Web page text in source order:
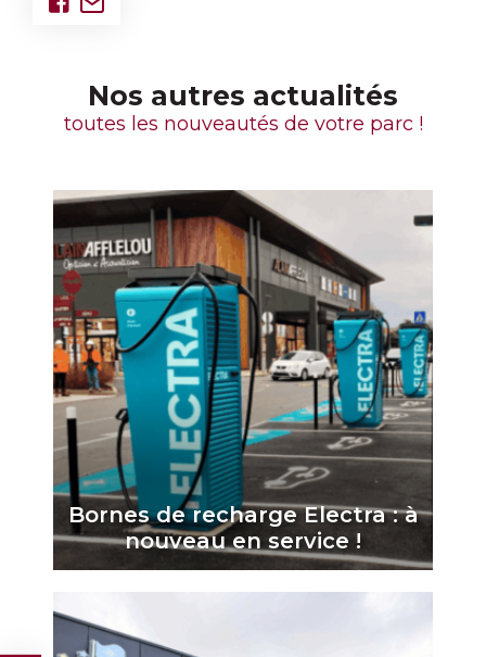
Nos autres actualités
toutes les nouveautés de votre parc !
Bornes de recharge Electra : à
nouveau en service !